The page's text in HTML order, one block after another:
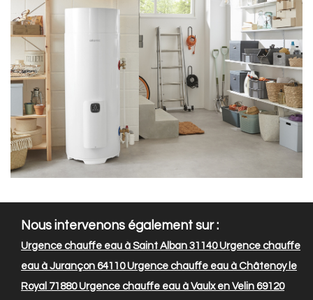
Nous intervenons également sur :
Urgence chauffe eau à Saint Alban 31140Urgence chauffe
eau à Jurançon 64110Urgence chauffe eau à Châtenoy le
Royal 71880Urgence chauffe eau à Vaulx en Velin 69120